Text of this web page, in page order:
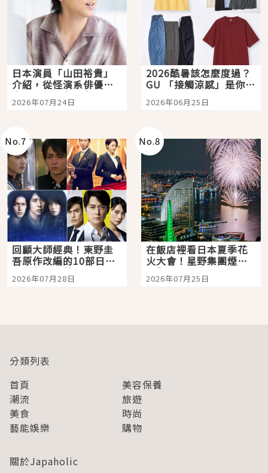
日本演員「山田裕貴」
介紹，從怪演系俳優走
向國民級日劇主角
2026年07月24日
2026酷暑該怎麼度過？
GU 「接觸涼感」是你的
夏日救星
2026年06月25日
No.7
回顧大師經典！東野圭
吾原作改編的10部日本
影視作品推薦
2026年07月28日
No.8
在飯店裡看日本夏季花
火大會！星野集團煙火
景觀飯店6選，讓你不用
人擠人悠閒欣賞
2026年07月25日
分類列表
首頁
美容保養
潮流
旅遊
美食
時尚
藝能娛樂
購物
關於Japaholic